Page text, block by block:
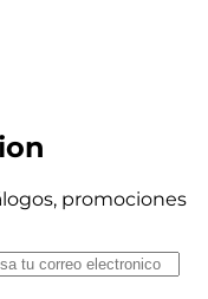
promociones